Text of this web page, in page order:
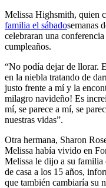
Melissa Highsmith, quien
familia el sábadosemanas
celebraran una
cumpleaños.
“No podía dejar de llorar.
en la niebla tratando de
justo frente a mí y la
milagro navideño! Es
mí, se parece a mí, se
nuestras vidas”.
Otra hermana, Sharon
Melissa había vivido en
Melissa le dijo a su familia
de casa a los 15 años,
que también cambiaría su